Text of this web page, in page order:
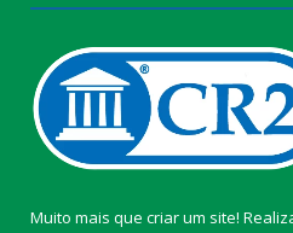
Muito mais que criar um site!